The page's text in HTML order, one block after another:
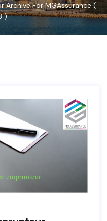
Archive ForMGAssurance(
)